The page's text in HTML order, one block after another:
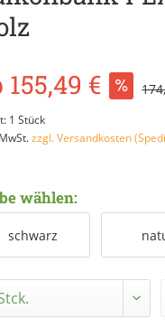
155,49 €
1 Stück
zzgl. Versandkosten
wählen:
schwarz